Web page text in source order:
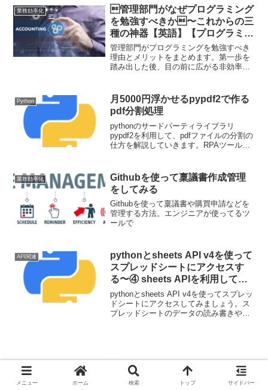
すが、よく実務で起きる事象への対応も
紹介していきます。４回目の今回は
WHEREでの検索を覚えます。
業務効率化
管理部門がなぜプログラミング
を勉強すべきか〜これからの三
種の神器【英語】【プログラミン
グ】【会計】〜
管理部門がプログラミングを勉強すべき
理由とメリットをまとめます。第一歩を
踏み出した後、目の前に広がる非効率さ
で、ぜひ試してみてください。
Python
月5000円浮かせるpypdf2で作る
pdf分割処理
pythonのサードパーティライブラリ
pypdf2を利用して、pdfファイルの分割の
仕方を解説していきます。RPAツールで
介させていただきます。
業務効率化
Githubを使って稟議書作成管理
をしてみる
Githubを使って稟議書や購買申請などを
管理する方法。エンジニアが使ってるツ
ールで
API関連
pythonとsheets API v4を使って
スプレッドシートにアクセスす
る〜④ sheets APIを利用してス
プレッドシートへデータを書き込
む〜
pythonとsheets API v4を使ってスプレッ
ドシートにアクセスしてみましょう。ス
プレッドシートのデータの読み書きや、
タの書き込み方法の解説です。
スポンサーリンク
メニュー ホーム 検索 トップ サイドバー